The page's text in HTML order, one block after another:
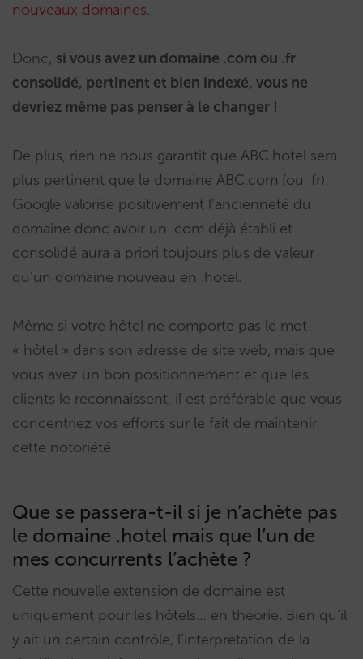
nouveaux domaines.
Donc, si vous avez un domaine .com ou .fr
consolidé, pertinent et bien indexé, vous ne
devriez même pas penser à le changer !
De plus, rien ne nous garantit que ABC.hotel sera
plus pertinent que le domaine ABC.com (ou .fr).
Google valorise positivement l’ancienneté du
domaine donc avoir un .com déjà établi et
consolidé aura a priori toujours plus de valeur
qu’un domaine nouveau en .hotel.
Même si votre hôtel ne comporte pas le mot
« hôtel » dans son adresse de site web, mais que
vous avez un bon positionnement et que les
clients le reconnaissent, il est préférable que vous
concentriez vos efforts sur le fait de maintenir
cette notoriété.
Que se passera-t-il si je n’achète pas
le domaine .hotel mais que l’un de
mes concurrents l’achète ?
Cette nouvelle extension de domaine est
uniquement pour les hôtels… en théorie. Bien qu’il
y ait un certain contrôle, l’interprétation de la